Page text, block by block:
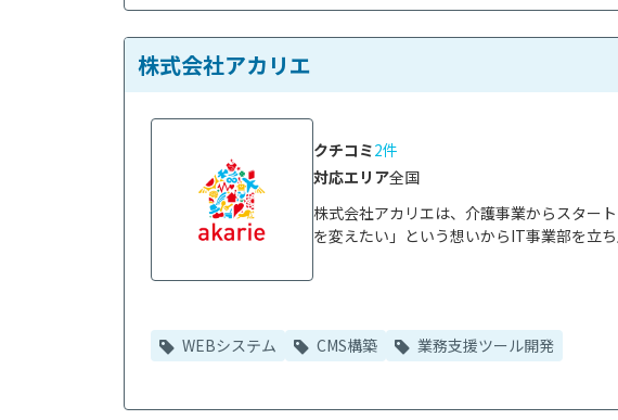
株式会社アカリエ
株式会社アカリエは、介護事業からスター
を変えたい」という想いからIT事業部を立
クチコミ2件
対応エリア全国
WEBシステム CMS構築 業務支援ツール開発